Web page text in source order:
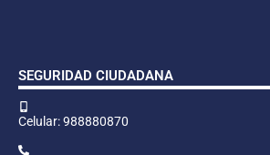
SEGURIDAD CIUDADANA
Celular: 988880870